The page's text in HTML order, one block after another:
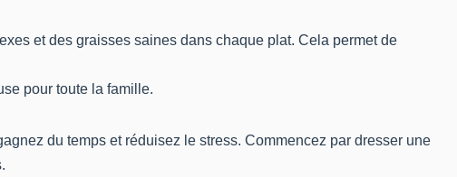
et des graisses saines dans chaque plat. Cela permet de
pour toute la famille.
du temps et réduisez le stress. Commencez par dresser une